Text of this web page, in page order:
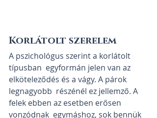
Korlátolt szerelem
A pszichológus szerint a korlátolt
típusban  egyformán jelen van az
elköteleződés és a vágy. A párok
legnagyobb  részénél ez jellemző. A
felek ebben az esetben erősen
vonzódnak  egymáshoz, sok bennük